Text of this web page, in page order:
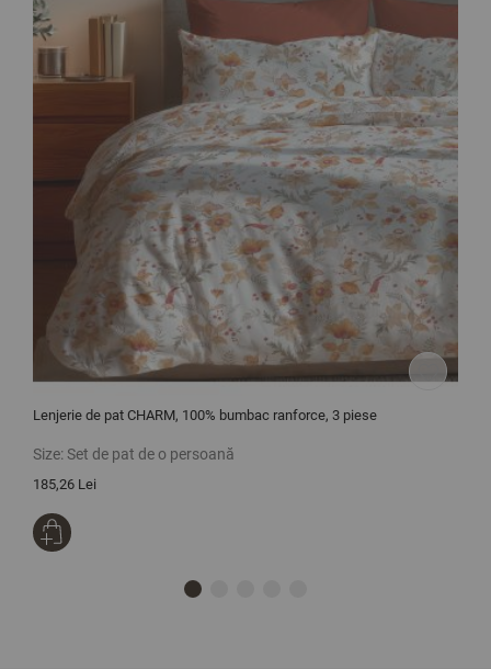
Lenjerie de pat CHARM, 100% bumbac ranforce, 3 piese
Size:Set de pat de o persoană
185,26 Lei